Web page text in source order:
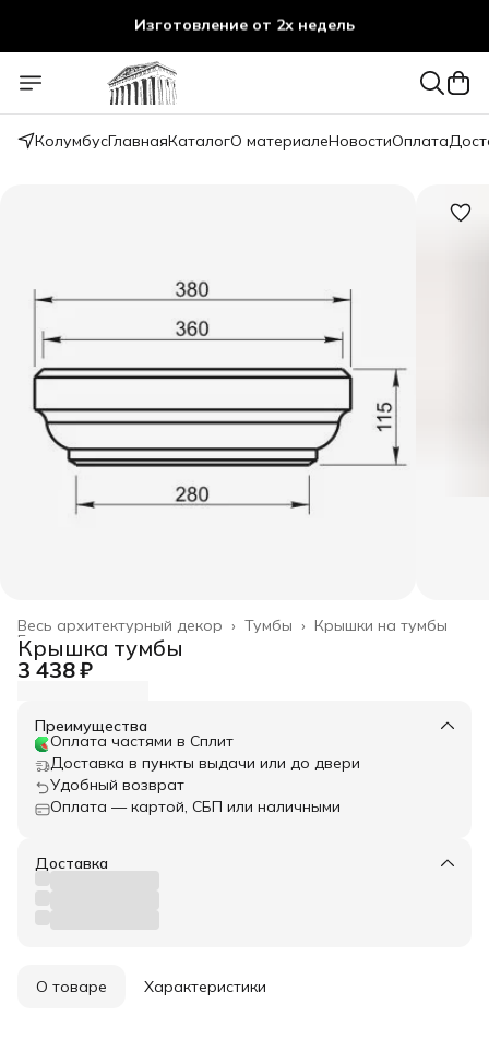
КолумбусГлавнаяКаталогО материалеНовостиОплата
Крышки на тумбы
Тумбы ›
Весь архитектурный декор ›
Главная ›
Крышка тумбы
3 438 ₽
Преимущества
Оплата частями в Сплит
Доставка в пункты выдачи или до двери
Удобный возврат
Оплата — картой, СБП или наличными
Доставка
О товаре Характеристики